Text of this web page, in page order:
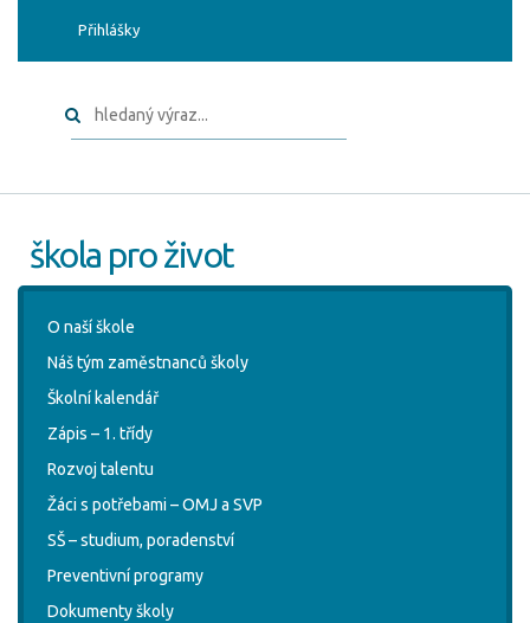
Přihlášky
škola pro život
O naší škole
Náš tým zaměstnanců školy
Školní kalendář
Zápis – 1. třídy
Rozvoj talentu
Žáci s potřebami – OMJ a SVP
SŠ – studium, poradenství
Preventivní programy
Dokumenty školy